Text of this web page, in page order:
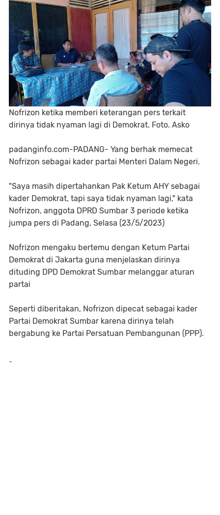
Nofrizon ketika memberi keterangan pers terkait
dirinya tidak nyaman lagi di Demokrat. Foto. Asko
padanginfo.com-PADANG- Yang berhak memecat
Nofrizon sebagai kader partai Menteri Dalam Negeri.
"Saya masih dipertahankan Pak Ketum AHY sebagai
kader Demokrat, tapi saya tidak nyaman lagi," kata
Nofrizon, anggota DPRD Sumbar 3 periode ketika
jumpa pers di Padang, Selasa (23/5/2023)
Nofrizon mengaku bertemu dengan Ketum Partai
Demokrat di Jakarta guna menjelaskan dirinya
dituding DPD Demokrat Sumbar melanggar aturan
partai
Seperti diberitakan, Nofrizon dipecat sebagai kader
Partai Demokrat Sumbar karena dirinya telah
bergabung ke Partai Persatuan Pembangunan (PPP).
-